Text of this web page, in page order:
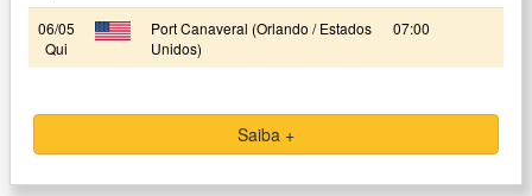
06/05
Qui
Port Canaveral (Orlando / Estados
Unidos)
07:00
Saiba +